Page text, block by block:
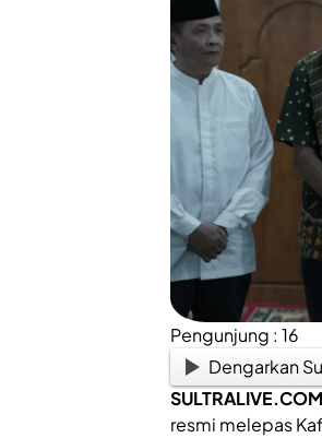
Pengunjung : 16
Dengarkan
resmi melepas